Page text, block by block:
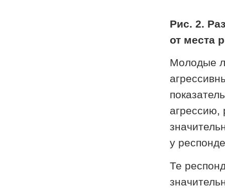
Рис. 2.
от места
Молодые
агрессию,
у
Те